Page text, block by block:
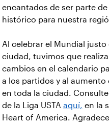
encantados de ser parte
histórico para nuestra
Al celebrar el Mundial justo
ciudad, tuvimos que
cambios en el calendario
a los partidos y al aumento
en toda la ciudad.
de la Liga USTA aquí, en la
Heart of America.